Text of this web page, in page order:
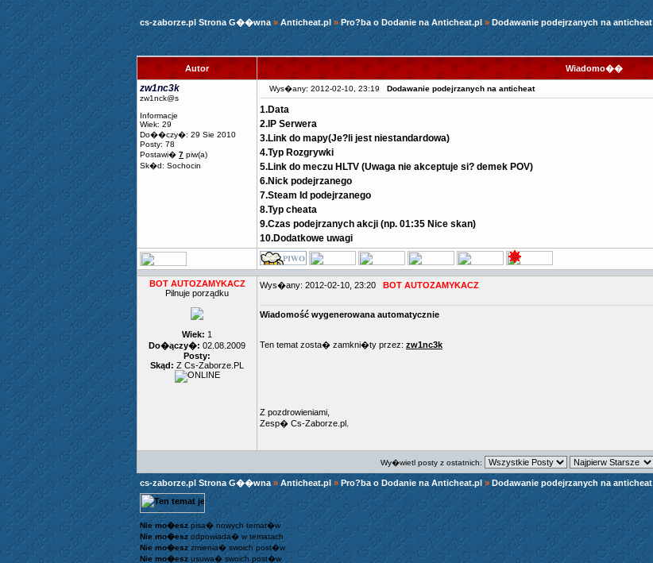
cs-zaborze.pl Strona G��wna»Anticheat.pl »Pro?ba o Dodanie na Anticheat.pl» Dodawanie podejrzanych na anticheat
Autor Wiadomo��
zw1nc3k
zw1nck@s
Informacje
Wiek: 29
Do��czy�: 29 Sie 2010
Posty: 78
Postawi� 7 piw(a)
Sk�d: Sochocin
Wys�any: 2012-02-10, 23:19 Dodawanie podejrzanych na anticheat
1.Data
2.IP Serwera
3.Link do mapy(Je?li jest niestandardowa)
4.Typ Rozgrywki
5.Link do meczu HLTV (Uwaga nie akceptuje si? demek POV)
6.Nick podejrzanego
7.Steam Id podejrzanego
8.Typ cheata
9.Czas podejrzanych akcji (np. 01:35 Nice skan)
10.Dodatkowe uwagi
BOT AUTOZAMYKACZ
Pilnuje porządku
Wiek: 1
Do�ączy�: 02.08.2009
Posty:
Skąd: Z Cs-Zaborze.PL
Wys�any: 2012-02-10, 23:20 BOT AUTOZAMYKACZ
Wiadomość wygenerowana automatycznie
Ten temat zosta� zamkni�ty przez: zw1nc3k
Z pozdrowieniami,
Zesp� Cs-Zaborze.pl.
Wy�wietl posty z ostatnich:
cs-zaborze.pl Strona G��wna» Anticheat.pl » Pro?ba o Dodanie na Anticheat.pl» Dodawanie podejrzanych na anticheat
Nie mo�eszpisa� nowych temat�w
Nie mo�esz odpowiada� w tematach
Nie mo�eszzmienia� swoich post�w
Nie mo�esz usuwa� swoich post�w